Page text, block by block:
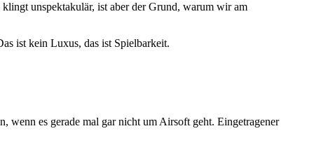
unspektakulär, ist aber der Grund, warum wir am
ist kein Luxus, das ist Spielbarkeit.
es gerade mal gar nicht um Airsoft geht. Eingetragener